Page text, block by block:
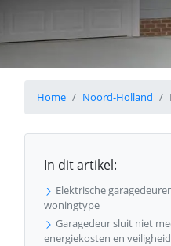
Home Noord-Holland
In dit artikel:
Elektrische
woningtype
Garagedeur sluit niet
energiekosten en